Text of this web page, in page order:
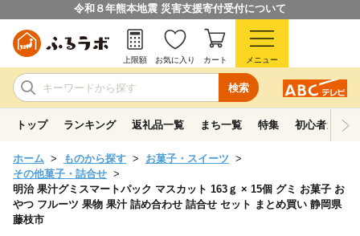
令和８年熊本地震 災害支援寄付受付について
検索
上限額 お気に入り カート メニュー
トップ ランキング 返礼品一覧 まち一覧 特集 初心者ガイド
ホーム ものから探す
お菓子・スイーツ
その他菓子・詰合せ
明治 果汁グミスマートパック マスカット 163ｇ × 15個 グミ お菓子 お
やつ フルーツ 果物 果汁 詰め合わせ 詰合せ セット まとめ買い 静岡県
藤枝市